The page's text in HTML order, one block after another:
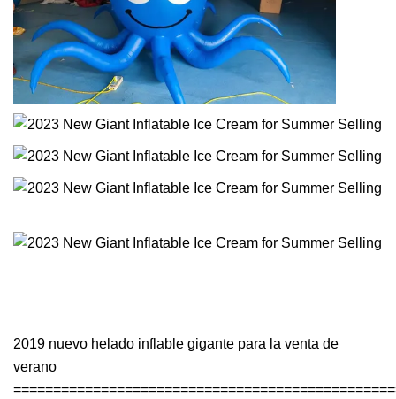
2019 nuevo helado inflable gigante para la venta de
verano